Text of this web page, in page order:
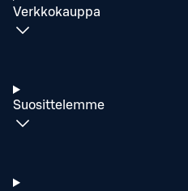
Verkkokauppa
Suosittelemme